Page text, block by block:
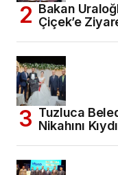
Bakan
Çiçek’e
Tuzluca
Nikahını Kıydı